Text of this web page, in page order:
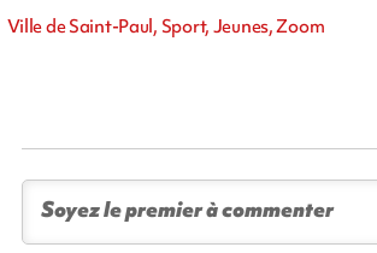
Ville de Saint-Paul, Sport, Jeunes, Zoom